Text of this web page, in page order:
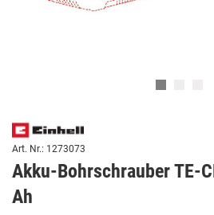
Art. Nr.: 1273073
Akku-Bohrschrauber TE-
Ah